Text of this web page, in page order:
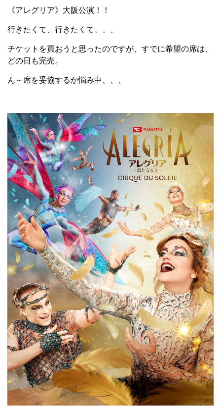
《アレグリア》大阪公演！！
行きたくて、行きたくて、、、
チケットを買おうと思ったのですが、すでに希望の席は、
どの日も完売。
ん～席を妥協するか悩み中、、、